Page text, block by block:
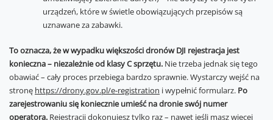
urządzeń, które w świetle obowiązujących przepisów są
uznawane za zabawki.
To oznacza, że w wypadku większości dronów DJI rejestracja jest
konieczna – niezależnie od klasy C sprzętu. Nie trzeba jednak się tego
obawiać – cały proces przebiega bardzo sprawnie. Wystarczy wejść na
stronę https://drony.gov.pl/e-registration i wypełnić formularz. Po
zarejestrowaniu się koniecznie umieść na dronie swój numer
operatora. Rejestracji dokonujesz tylko raz – nawet jeśli masz więcej